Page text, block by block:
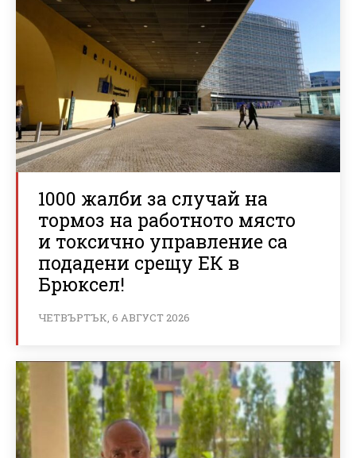
1000 жалби за случай на
тормоз на работното място
и токсично управление са
подадени срещу ЕК в
Брюксел!
ЧЕТВЪРТЪК, 6 АВГУСТ 2026